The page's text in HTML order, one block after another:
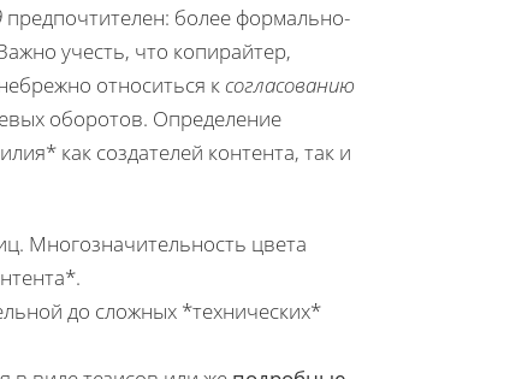
предпочтителен: более формально-
учесть, что копирайтер,
относиться ксогласованию
оборотов. Определение
как создателей контента, так и
Многозначительность цвета
до сложных *технических*